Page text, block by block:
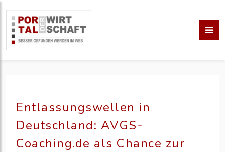
Entlassungswellen in
Deutschland: AVGS-
Coaching.de als Chance zur